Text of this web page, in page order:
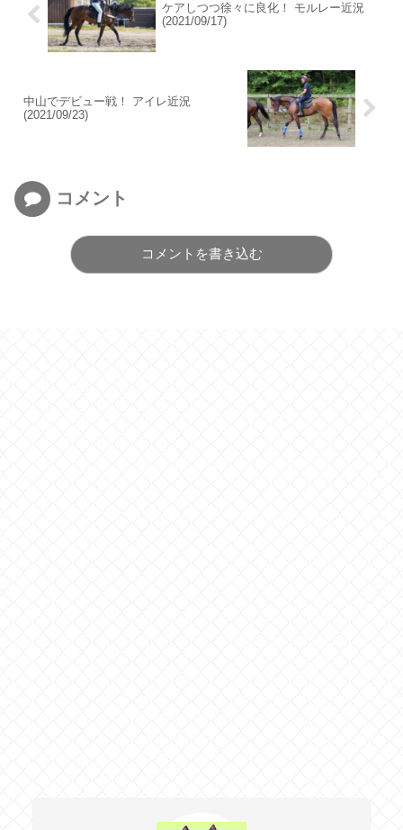
ケアしつつ徐々に良化！ モルレー近況
(2021/09/17)
中山でデビュー戦！ アイレ近況
(2021/09/23)
コメント
コメントを書き込む